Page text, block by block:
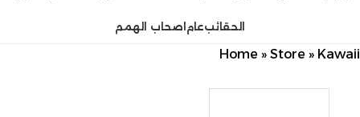
الحقائبعام اصحاب الهمم
Home » Store » Kawaii